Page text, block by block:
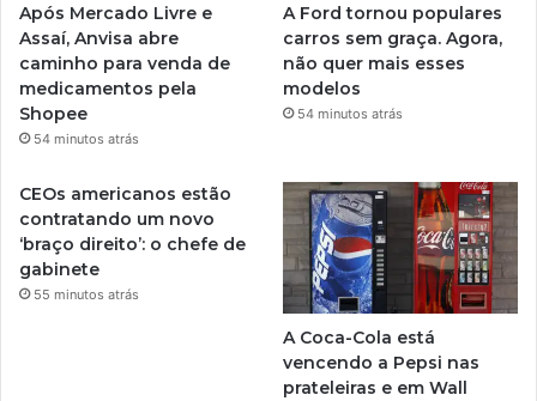
Após Mercado Livre e
Assaí, Anvisa abre
caminho para venda de
medicamentos pela
Shopee
54 minutos atrás
A Ford tornou populares
carros sem graça. Agora,
não quer mais esses
modelos
54 minutos atrás
CEOs americanos estão
contratando um novo
‘braço direito’: o chefe de
gabinete
55 minutos atrás
A Coca-Cola está
vencendo a Pepsi nas
prateleiras e em Wall